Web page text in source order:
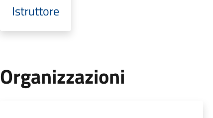
Istruttore
Organizzazioni